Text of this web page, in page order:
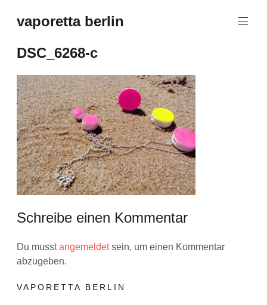
Inhalt
vaporetta berlin
DSC_6268-c
Schreibe einen Kommentar
Du musstangemeldetsein, um einen Kommentar
abzugeben.
VAPORETTA BERLIN